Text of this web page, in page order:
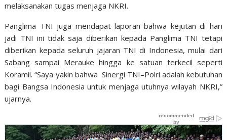
melaksanakan tugas menjaga NKRI.
Panglima TNI juga mendapat laporan bahwa kejutan di hari
jadi TNI ini tidak saja diberikan kepada Panglima TNI tetapi
diberikan kepada seluruh jajaran TNI di Indonesia, mulai dari
Sabang sampai Merauke hingga ke satuan terkecil seperti
Koramil. “Saya yakin bahwa Sinergi TNI–Polri adalah kebutuhan
bagi Bangsa Indonesia untuk menjaga utuhnya wilayah NKRI,”
ujarnya.